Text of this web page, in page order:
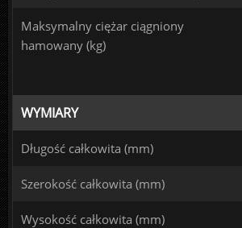
Maksymalny ciężar ciągniony
hamowany (kg)
WYMIARY
Długość całkowita (mm)
Szerokość całkowita (mm)
Wysokość całkowita (mm)